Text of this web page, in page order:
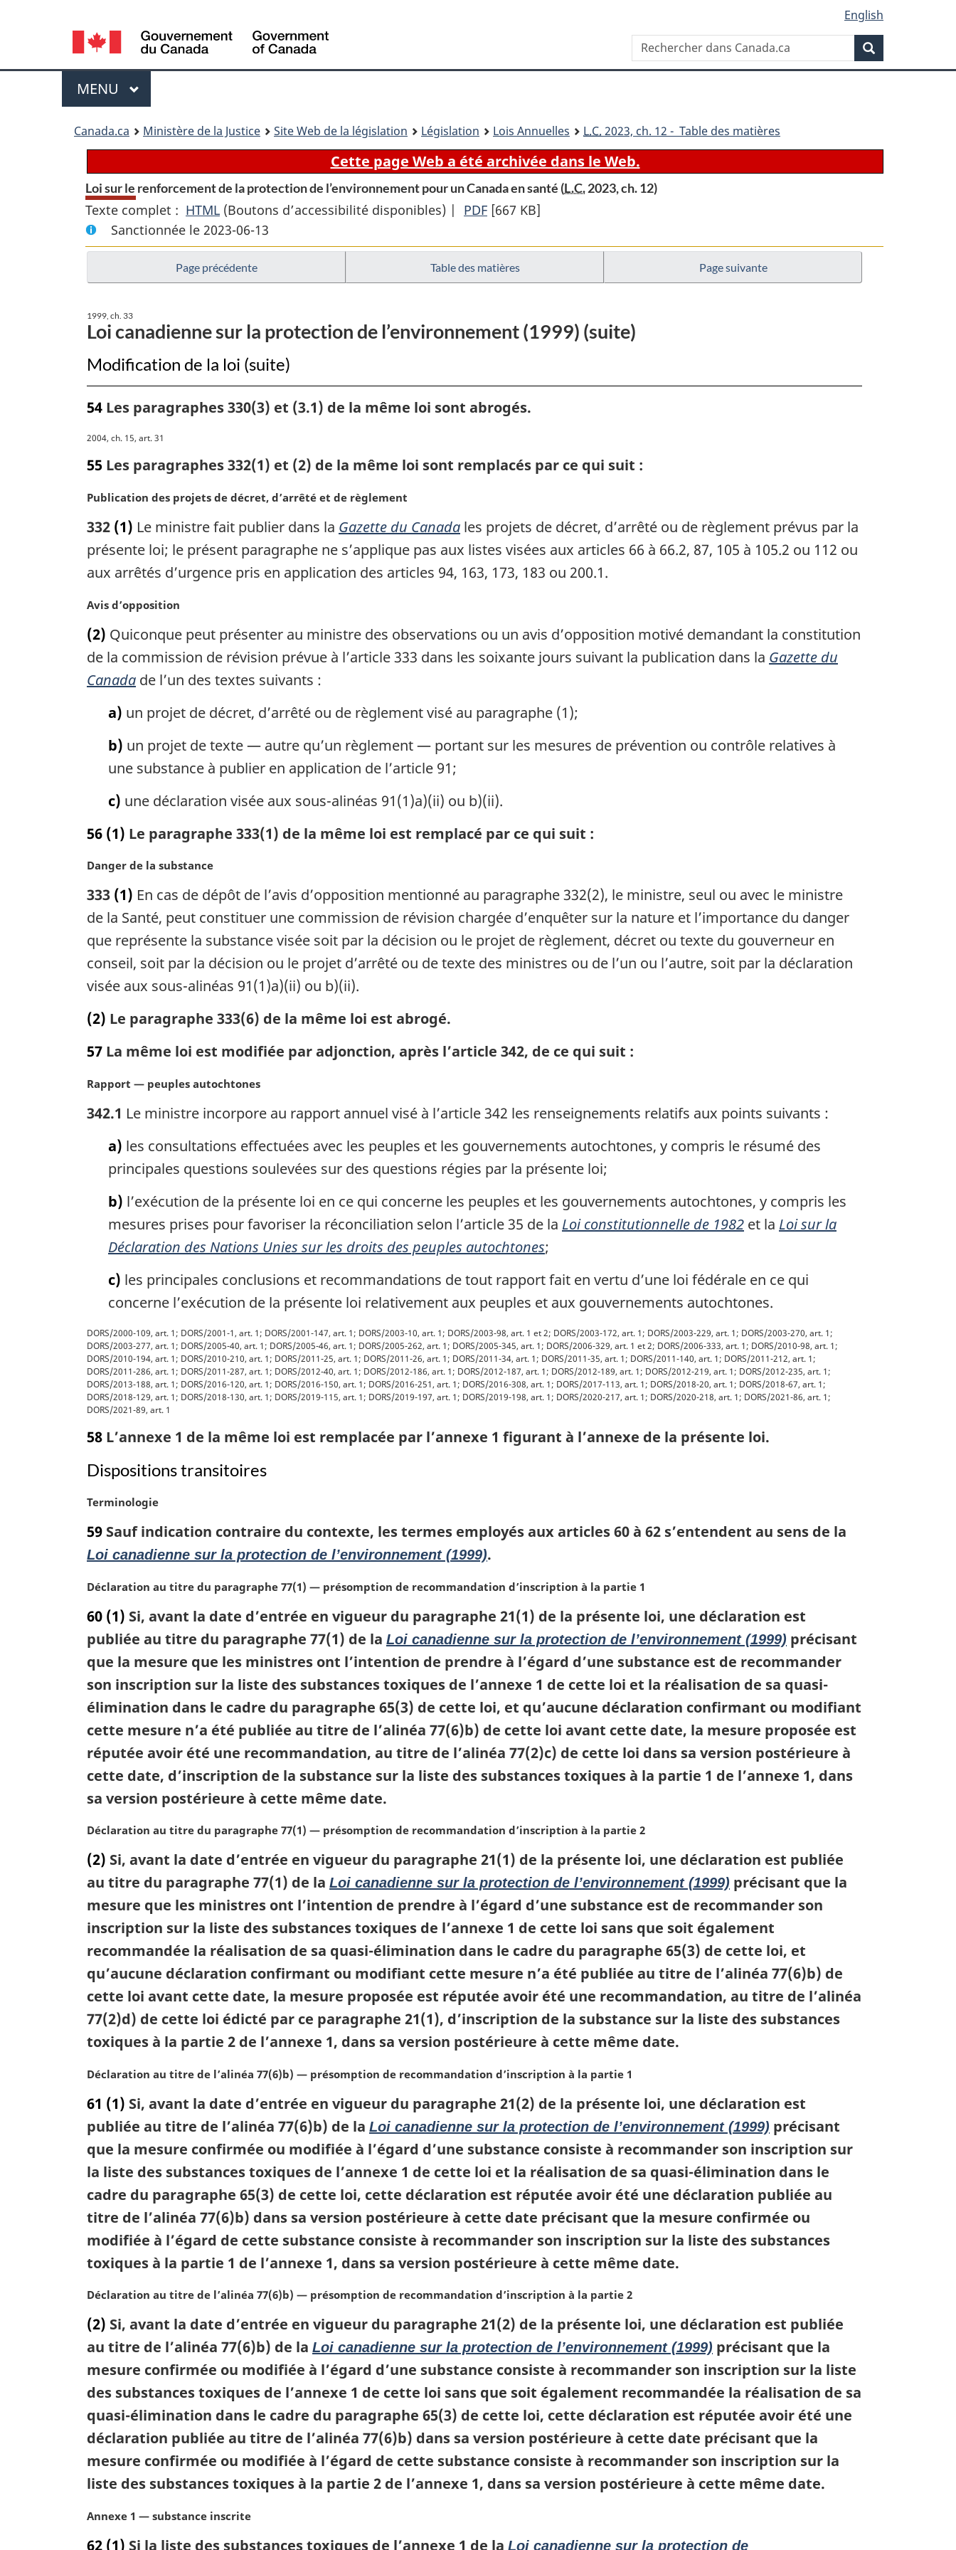
principal
À
site
version
Language
selection
English
Rechercher
dans
Canada.ca
Menu
MENU PRINCIPAL
Canada.ca Ministère de la Justice Site Web de la législation Législation Lois Annuelles L.C. 2023, ch. 12 - Table des matières
Cette page Web a été archivée dans le Web.
Loi sur le renforcement de la protection de l’environnement pour un Canada en santé (L.C.2023, ch. 12)
Texte complet : HTML Texte
complet
:
Loi
renforcement
la
protection
de
un
Canada
santé
(Boutons d’accessibilité disponibles) | PDF Texte
:
Loi
renforcement
protection
de
un
santé
[667 KB]
Sanctionnée le 2023-06-13
Page précédente Table des matières Page suivante
1999, ch. 33
Loi canadienne sur la protection de l’environnement (1999) (suite)
Modification de la loi (suite)
54 Les paragraphes 330(3) et (3.1) de la même loi sont abrogés.
N
t
m
a
r
g
i
a
e
:
2004, ch. 15, art. 31
55 Les paragraphes 332(1) et (2) de la même loi sont remplacés par ce qui suit :
N
t
e
m
a
g
i
n
a
l
Publication des projets de décret, d’arrêté et de règlement
332 (1) Le ministre fait publier dans la Gazette du Canada les projets de décret, d’arrêté ou de règlement prévus par la
présente loi; le présent paragraphe ne s’applique pas aux listes visées aux articles 66 à 66.2, 87, 105 à 105.2 ou 112 ou
aux arrêtés d’urgence pris en application des articles 94, 163, 173, 183 ou 200.1.
N
t
e
a
Avis d’opposition
(2) Quiconque peut présenter au ministre des observations ou un avis d’opposition motivé demandant la constitution
de la commission de révision prévue à l’article 333 dans les soixante jours suivant la publication dans la Gazette du
Canada de l’un des textes suivants :
a) un projet de décret, d’arrêté ou de règlement visé au paragraphe (1);
b) un projet de texte — autre qu’un règlement — portant sur les mesures de prévention ou contrôle relatives à
une substance à publier en application de l’article 91;
c) une déclaration visée aux sous-alinéas 91(1)a)(ii) ou b)(ii).
56 (1) Le paragraphe 333(1) de la même loi est remplacé par ce qui suit :
N
t
e
a
r
g
n
a
l
e
:
Danger de la substance
333 (1) En cas de dépôt de l’avis d’opposition mentionné au paragraphe 332(2), le ministre, seul ou avec le ministre
de la Santé, peut constituer une commission de révision chargée d’enquêter sur la nature et l’importance du danger
que représente la substance visée soit par la décision ou le projet de règlement, décret ou texte du gouverneur en
conseil, soit par la décision ou le projet d’arrêté ou de texte des ministres ou de l’un ou l’autre, soit par la déclaration
visée aux sous-alinéas 91(1)a)(ii) ou b)(ii).
(2) Le paragraphe 333(6) de la même loi est abrogé.
57 La même loi est modifiée par adjonction, après l’article 342, de ce qui suit :
N
t
Rapport — peuples autochtones
342.1 Le ministre incorpore au rapport annuel visé à l’article 342 les renseignements relatifs aux points suivants :
a) les consultations effectuées avec les peuples et les gouvernements autochtones, y compris le résumé des
principales questions soulevées sur des questions régies par la présente loi;
b) l’exécution de la présente loi en ce qui concerne les peuples et les gouvernements autochtones, y compris les
mesures prises pour favoriser la réconciliation selon l’article 35 de la Loi constitutionnelle de 1982 et la Loi sur la
Déclaration des Nations Unies sur les droits des peuples autochtones;
c) les principales conclusions et recommandations de tout rapport fait en vertu d’une loi fédérale en ce qui
concerne l’exécution de la présente loi relativement aux peuples et aux gouvernements autochtones.
N
o
t
e
m
a
r
i
a
e
:
DORS/2000-109, art. 1; DORS/2001-1, art. 1; DORS/2001-147, art. 1; DORS/2003-10, art. 1; DORS/2003-98, art. 1 et 2; DORS/2003-172, art. 1; DORS/2003-229, art. 1; DORS/2003-270, art. 1;
DORS/2003-277, art. 1; DORS/2005-40, art. 1; DORS/2005-46, art. 1; DORS/2005-262, art. 1; DORS/2005-345, art. 1; DORS/2006-329, art. 1 et 2; DORS/2006-333, art. 1; DORS/2010-98, art. 1;
DORS/2010-194, art. 1; DORS/2010-210, art. 1; DORS/2011-25, art. 1; DORS/2011-26, art. 1; DORS/2011-34, art. 1; DORS/2011-35, art. 1; DORS/2011-140, art. 1; DORS/2011-212, art. 1;
DORS/2011-286, art. 1; DORS/2011-287, art. 1; DORS/2012-40, art. 1; DORS/2012-186, art. 1; DORS/2012-187, art. 1; DORS/2012-189, art. 1; DORS/2012-219, art. 1; DORS/2012-235, art. 1;
DORS/2013-188, art. 1; DORS/2016-120, art. 1; DORS/2016-150, art. 1; DORS/2016-251, art. 1; DORS/2016-308, art. 1; DORS/2017-113, art. 1; DORS/2018-20, art. 1; DORS/2018-67, art. 1;
DORS/2018-129, art. 1; DORS/2018-130, art. 1; DORS/2019-115, art. 1; DORS/2019-197, art. 1; DORS/2019-198, art. 1; DORS/2020-217, art. 1; DORS/2020-218, art. 1; DORS/2021-86, art. 1;
DORS/2021-89, art. 1
58 L’annexe 1 de la même loi est remplacée par l’annexe 1 figurant à l’annexe de la présente loi.
Dispositions transitoires
N
t
e
a
g
n
a
l
:
Terminologie
59 Sauf indication contraire du contexte, les termes employés aux articles 60 à 62 s’entendent au sens de la
Loi canadienne sur la protection de l’environnement (1999).
N
t
e
m
a
r
g
i
n
a
e
:
Déclaration au titre du paragraphe 77(1) — présomption de recommandation d’inscription à la partie 1
60 (1) Si, avant la date d’entrée en vigueur du paragraphe 21(1) de la présente loi, une déclaration est
publiée au titre du paragraphe 77(1) de la Loi canadienne sur la protection de l’environnement (1999) précisant
que la mesure que les ministres ont l’intention de prendre à l’égard d’une substance est de recommander
son inscription sur la liste des substances toxiques de l’annexe 1 de cette loi et la réalisation de sa quasi-
élimination dans le cadre du paragraphe 65(3) de cette loi, et qu’aucune déclaration confirmant ou modifiant
cette mesure n’a été publiée au titre de l’alinéa 77(6)b) de cette loi avant cette date, la mesure proposée est
réputée avoir été une recommandation, au titre de l’alinéa 77(2)c) de cette loi dans sa version postérieure à
cette date, d’inscription de la substance sur la liste des substances toxiques à la partie 1 de l’annexe 1, dans
sa version postérieure à cette même date.
N
t
e
a
r
g
n
a
l
e
:
Déclaration au titre du paragraphe 77(1) — présomption de recommandation d’inscription à la partie 2
(2) Si, avant la date d’entrée en vigueur du paragraphe 21(1) de la présente loi, une déclaration est publiée
au titre du paragraphe 77(1) de la Loi canadienne sur la protection de l’environnement (1999) précisant que la
mesure que les ministres ont l’intention de prendre à l’égard d’une substance est de recommander son
inscription sur la liste des substances toxiques de l’annexe 1 de cette loi sans que soit également
recommandée la réalisation de sa quasi-élimination dans le cadre du paragraphe 65(3) de cette loi, et
qu’aucune déclaration confirmant ou modifiant cette mesure n’a été publiée au titre de l’alinéa 77(6)b) de
cette loi avant cette date, la mesure proposée est réputée avoir été une recommandation, au titre de l’alinéa
77(2)d) de cette loi édicté par ce paragraphe 21(1), d’inscription de la substance sur la liste des substances
toxiques à la partie 2 de l’annexe 1, dans sa version postérieure à cette même date.
N
t
e
m
a
r
i
n
a
e
Déclaration au titre de l’alinéa 77(6)b) — présomption de recommandation d’inscription à la partie 1
61 (1) Si, avant la date d’entrée en vigueur du paragraphe 21(2) de la présente loi, une déclaration est
publiée au titre de l’alinéa 77(6)b) de la Loi canadienne sur la protection de l’environnement (1999) précisant
que la mesure confirmée ou modifiée à l’égard d’une substance consiste à recommander son inscription sur
la liste des substances toxiques de l’annexe 1 de cette loi et la réalisation de sa quasi-élimination dans le
cadre du paragraphe 65(3) de cette loi, cette déclaration est réputée avoir été une déclaration publiée au
titre de l’alinéa 77(6)b) dans sa version postérieure à cette date précisant que la mesure confirmée ou
modifiée à l’égard de cette substance consiste à recommander son inscription sur la liste des substances
toxiques à la partie 1 de l’annexe 1, dans sa version postérieure à cette même date.
N
t
e
a
r
g
n
a
l
e
Déclaration au titre de l’alinéa 77(6)b) — présomption de recommandation d’inscription à la partie 2
(2) Si, avant la date d’entrée en vigueur du paragraphe 21(2) de la présente loi, une déclaration est publiée
au titre de l’alinéa 77(6)b) de la Loi canadienne sur la protection de l’environnement (1999) précisant que la
mesure confirmée ou modifiée à l’égard d’une substance consiste à recommander son inscription sur la liste
des substances toxiques de l’annexe 1 de cette loi sans que soit également recommandée la réalisation de sa
quasi-élimination dans le cadre du paragraphe 65(3) de cette loi, cette déclaration est réputée avoir été une
déclaration publiée au titre de l’alinéa 77(6)b) dans sa version postérieure à cette date précisant que la
mesure confirmée ou modifiée à l’égard de cette substance consiste à recommander son inscription sur la
liste des substances toxiques à la partie 2 de l’annexe 1, dans sa version postérieure à cette même date.
N
Annexe 1 — substance inscrite
62 (1) Si la liste des substances toxiques de l’annexe 1 de la Loi canadienne sur la protection de